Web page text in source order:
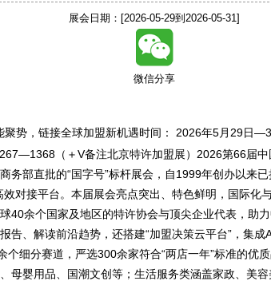
展会日期：[2026-05-29到2026-05-31]
微信分享
势，链接全球加盟新机遇时间：​ 2026年5月29日
（＋V备注北京特许加盟展）2026第66届
务部直批的“国字号”标杆展会，自1999年创办以来
对接平台。本届展会亮点突出、特色鲜明，国际化
40余个国家及地区的特许协会与顶尖企业代表，助
告、解读前沿趋势，还搭建“加盟决策云平台”，集成
细分赛道，严选300余家符合“两店一年”标准的优
母婴用品、国潮文创等；生活服务类涵盖家政、美